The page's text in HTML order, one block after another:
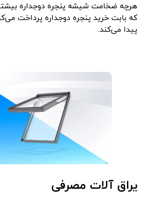
هرچه ضخامت شیشه پنجره دوجداره
که بابت خرید پنجره دوجداره پرداخت
پیدا می‌کند.
یراق آلات مصرفی